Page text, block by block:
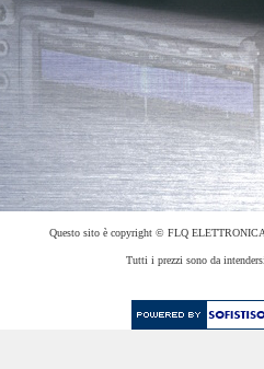
Questo sito è copyright © FLQ
Tutti i prezzi sono da